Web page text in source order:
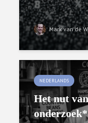
Mark van de
NEDERLANDS
Het nut
onderzoek*